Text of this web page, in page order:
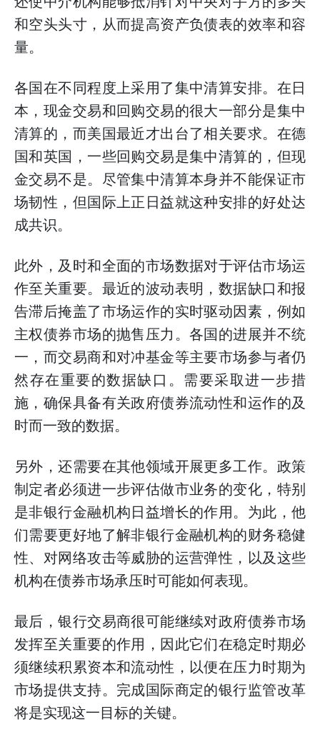
和空头头寸，从而提高资产负债表的效率和容
量。
各国在不同程度上采用了集中清算安排。在日
本，现金交易和回购交易的很大一部分是集中
清算的，而美国最近才出台了相关要求。在德
国和英国，一些回购交易是集中清算的，但现
金交易不是。尽管集中清算本身并不能保证市
场韧性，但国际上正日益就这种安排的好处达
成共识。
此外，及时和全面的市场数据对于评估市场运
作至关重要。最近的波动表明，数据缺口和报
告滞后掩盖了市场运作的实时驱动因素，例如
主权债券市场的抛售压力。各国的进展并不统
一，而交易商和对冲基金等主要市场参与者仍
然存在重要的数据缺口。需要采取进一步措
施，确保具备有关政府债券流动性和运作的及
时而一致的数据。
另外，还需要在其他领域开展更多工作。政策
制定者必须进一步评估做市业务的变化，特别
是非银行金融机构日益增长的作用。为此，他
们需要更好地了解非银行金融机构的财务稳健
性、对网络攻击等威胁的运营弹性，以及这些
机构在债券市场承压时可能如何表现。
最后，银行交易商很可能继续对政府债券市场
发挥至关重要的作用，因此它们在稳定时期必
须继续积累资本和流动性，以便在压力时期为
市场提供支持。完成国际商定的银行监管改革
将是实现这一目标的关键。